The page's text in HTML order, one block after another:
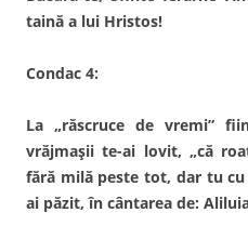
taină a lui Hristos!
Condac 4:
La „răscruce de vremi”
vrăjmașii te-ai lovit, „că
fără milă peste tot, dar tu
ai păzit, în cântarea de: